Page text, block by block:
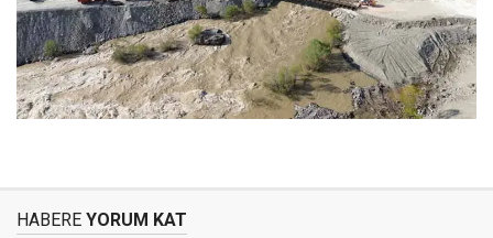
HABERE YORUM KAT